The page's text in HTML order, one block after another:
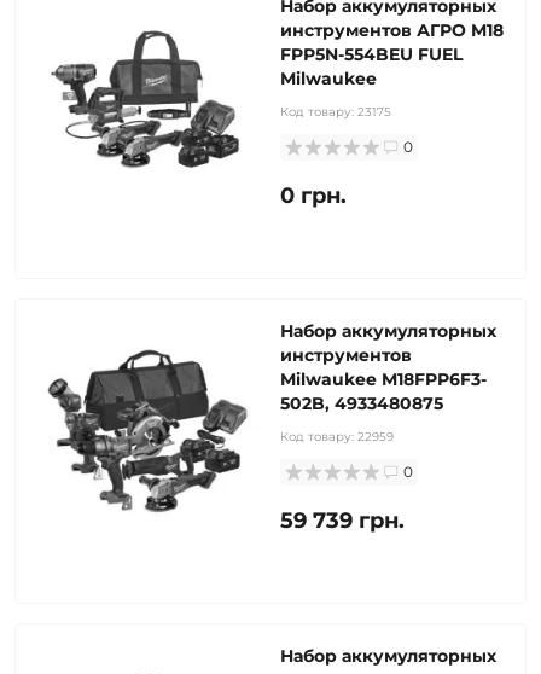
Набор аккумуляторных
инструментов АГРО M18
FPP5N-554BEU FUEL
Milwaukee
Код товару: 23175
0
0 грн.
Набор аккумуляторных
инструментов
Milwaukee M18FPP6F3-
502B, 4933480875
Код товару: 22959
0
59 739 грн.
Набор аккумуляторных